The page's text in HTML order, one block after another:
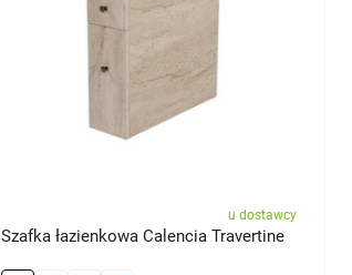
u dostawcy
Szafka łazienkowa Calencia Travertine